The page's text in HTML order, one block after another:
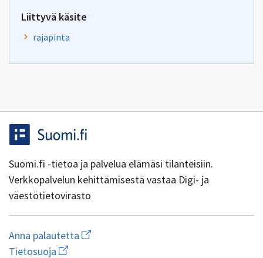
Liittyvä käsite
rajapinta
Suomi.fi -tietoa ja palvelua elämäsi tilanteisiin.
Verkkopalvelun kehittämisestä vastaa Digi- ja
väestötietovirasto
Anna palautetta Aloita
uuden
Tietosuoja Avaa